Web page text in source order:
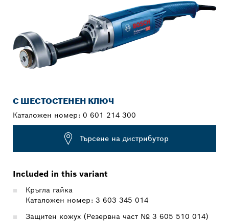
С ШЕСТОСТЕНЕН КЛЮЧ
Каталожен номер: 0 601 214 300
Търсене на дистрибутор
Included in this variant
Кръгла гайка
Каталожен номер: 3 603 345 014
Защитен кожух (Резервна част № 3 605 510 014)